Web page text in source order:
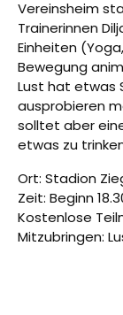
Vereinsheim
Trainerinnen
Einheiten
Bewegung
Lust hat etwas
ausprobieren
solltet aber
etwas zu
Ort: Stadion
Zeit: Beginn
Kostenlose
Mitzubringen: